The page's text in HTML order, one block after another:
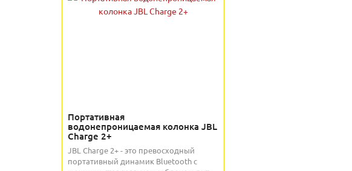
Портативная
водонепроницаемая колонка JBL
Charge 2+
JBL Charge 2+ - это превосходный
портативный динамик Bluetooth с